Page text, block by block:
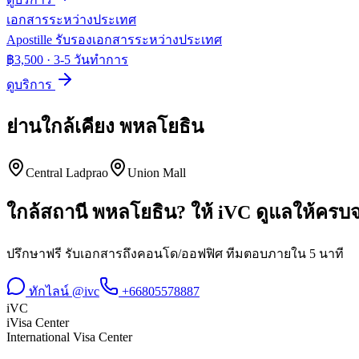
เอกสารระหว่างประเทศ
Apostille รับรองเอกสารระหว่างประเทศ
฿3,500 · 3-5 วันทำการ
ดูบริการ
ย่านใกล้เคียง พหลโยธิน
Central Ladprao Union Mall
ใกล้สถานีพหลโยธิน? ให้ iVC ดูแลให้ครบ
ปรึกษาฟรี รับเอกสารถึงคอนโด/ออฟฟิศ ทีมตอบภายใน 5 นาที
ทักไลน์ @ivc
+66805578887
iVC
iVisa Center
International Visa Center